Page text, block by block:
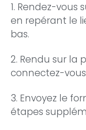
1. Rendez-vous
en repérant le
bas.
2. Rendu sur la
connectez-
3. Envoyez le
étapes